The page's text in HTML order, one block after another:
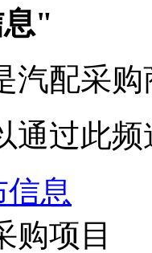
"
汽配采
通过此
信息
购项目